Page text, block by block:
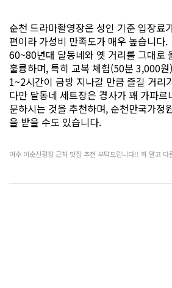
순천 드라마촬영장은 성인 기준 입장료
편이라 가성비 만족도가 매우 높습니다.
60~80년대 달동네와 옛 거리를 그대로
훌륭하며, 특히 교복 체험(50분 3,000
1~2시간이 금방 지나갈 만큼 즐길 거리
다만 달동네 세트장은 경사가 꽤 가파
문하시는 것을 추천하며, 순천만국가정
을 받을 수도 있습니다.
여수 이순신광장 근처 맛집 추천 부탁드립니다!! 회 말고 다